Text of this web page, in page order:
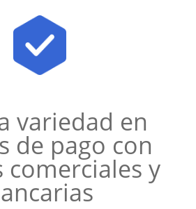
variedad en
de pago con
comerciales y